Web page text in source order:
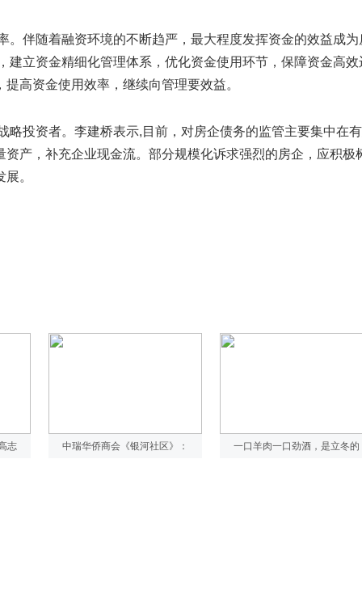
。伴随着融资环境的不断趋严，最大程度发挥资金的效益成为
建立资金精细化管理体系，优化资金使用环节，保障资金高效
高资金使用效率，继续向管理要效益。
略投资者。李建桥表示,目前，对房企债务的监管主要集中在
产，补充企业现金流。部分规模化诉求强烈的房企，应积极
。
志 中瑞华侨商会《银河社区》： 一口羊肉一口劲酒，是立冬的